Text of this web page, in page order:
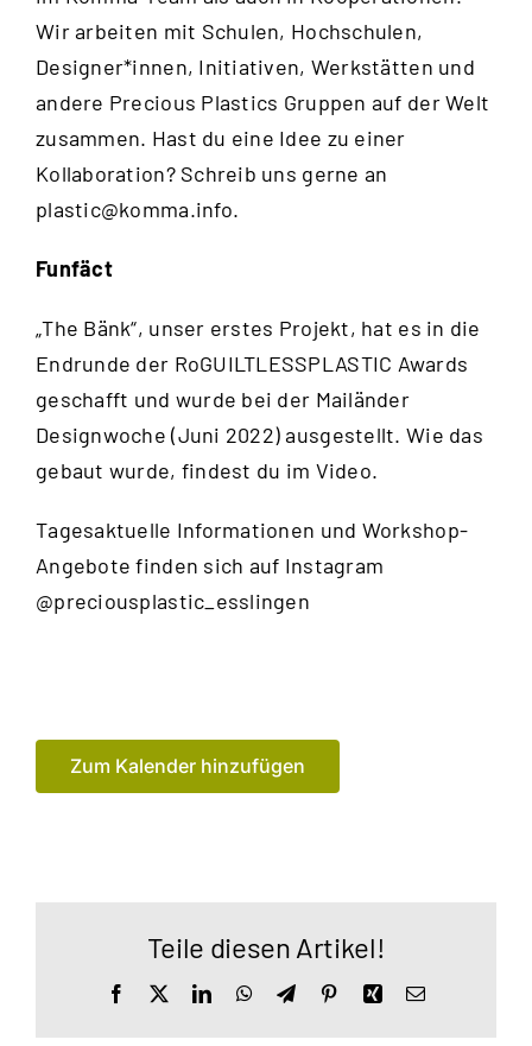
Wir arbeiten mit Schulen, Hochschulen,
Designer*innen, Initiativen, Werkstätten und
andere Precious Plastics Gruppen auf der Welt
zusammen. Hast du eine Idee zu einer
Kollaboration? Schreib uns gerne an
plastic@komma.info.
Funfäct
„The Bänk“, unser erstes Projekt, hat es in die
Endrunde der RoGUILTLESSPLASTIC Awards
geschafft und wurde bei der Mailänder
Designwoche (Juni 2022) ausgestellt. Wie das
gebaut wurde, findest du im Video.
Tagesaktuelle Informationen und Workshop-
Angebote finden sich auf Instagram
@preciousplastic_esslingen
Zum Kalender hinzufügen
Teile diesen Artikel!
Facebook LinkedInWhatsApp
TelegramPinterestXingE-